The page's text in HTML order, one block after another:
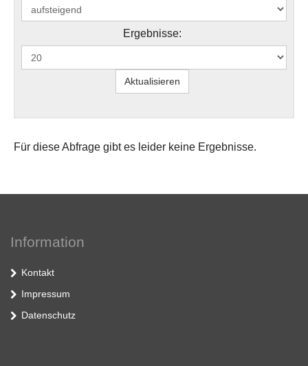
Ergebnisse:
Für diese Abfrage gibt es leider keine Ergebnisse.
Information
Kontakt
Impressum
Datenschutz